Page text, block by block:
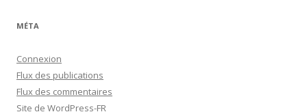
MÉTA
Connexion
Flux des publications
Flux des commentaires
Site de WordPress-FR